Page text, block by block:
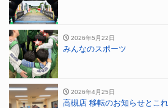
2026年5月22日
みんなのスポーツ
2026年4月25日
高槻店 移転のお知らせとこ